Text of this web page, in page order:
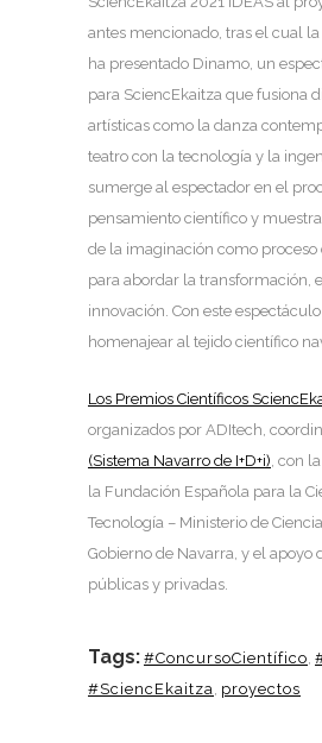
antes mencionado, tras el cual
ha presentado Dinamo, un
para SciencEkaitza que fusiona
artísticas como la danza
teatro con la tecnología y la
sumerge al espectador en el
pensamiento científico y
de la imaginación como proceso
para abordar la transformación,
innovación. Con este
homenajear al tejido científico
Los Premios Científicos
organizados por ADItech,
(Sistema Navarro de I+D+i) , con
la Fundación Española para la
Tecnología – Ministerio de
Gobierno de Navarra, y el apoyo
públicas y privadas.
Tags: #ConcursoCientífico
#SciencEkaitza proyectos